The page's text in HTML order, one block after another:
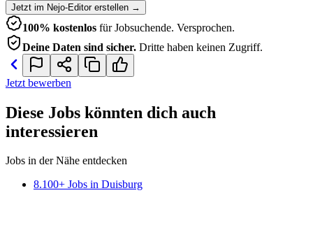
Jetzt im Nejo-Editor erstellen →
100% kostenlos für Jobsuchende. Versprochen.
Deine Daten sind sicher. Dritte haben keinen Zugriff.
Jetzt bewerben
Diese Jobs könnten dich auch
interessieren
Jobs in der Nähe entdecken
8.100+ Jobs in Duisburg